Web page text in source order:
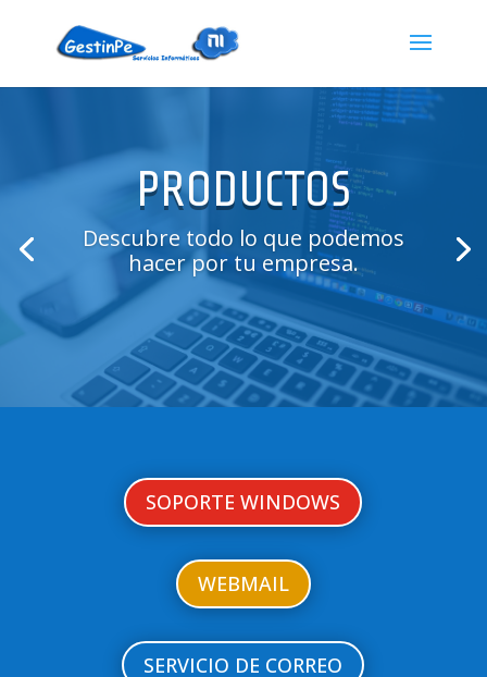
PRODUCTOS
Descubre todo lo que podemos
hacer por tu empresa.
SOPORTE WINDOWS
WEBMAIL
SERVICIO DE CORREO